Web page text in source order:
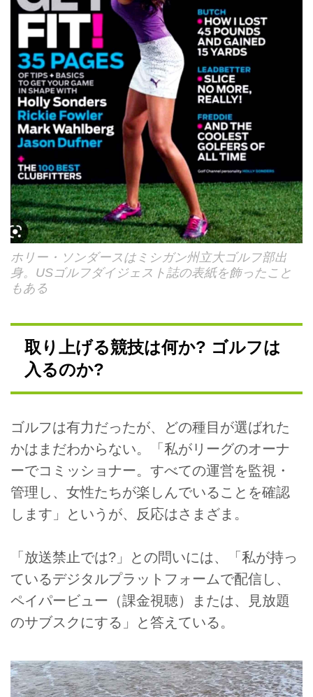
ホリー・ソンダースはミシガン州立大ゴルフ部出
身。USゴルフダイジェスト誌の表紙を飾ったこと
もある
取り上げる競技は何か? ゴルフは
入るのか?
ゴルフは有力だったが、どの種目が選ばれた
かはまだわからない。「私がリーグのオーナ
ーでコミッショナー。すべての運営を監視・
管理し、女性たちが楽しんでいることを確認
します」というが、反応はさまざま。
「放送禁止では?」との問いには、「私が持っ
ているデジタルプラットフォームで配信し、
ペイパービュー（課金視聴）または、見放題
のサブスクにする」と答えている。